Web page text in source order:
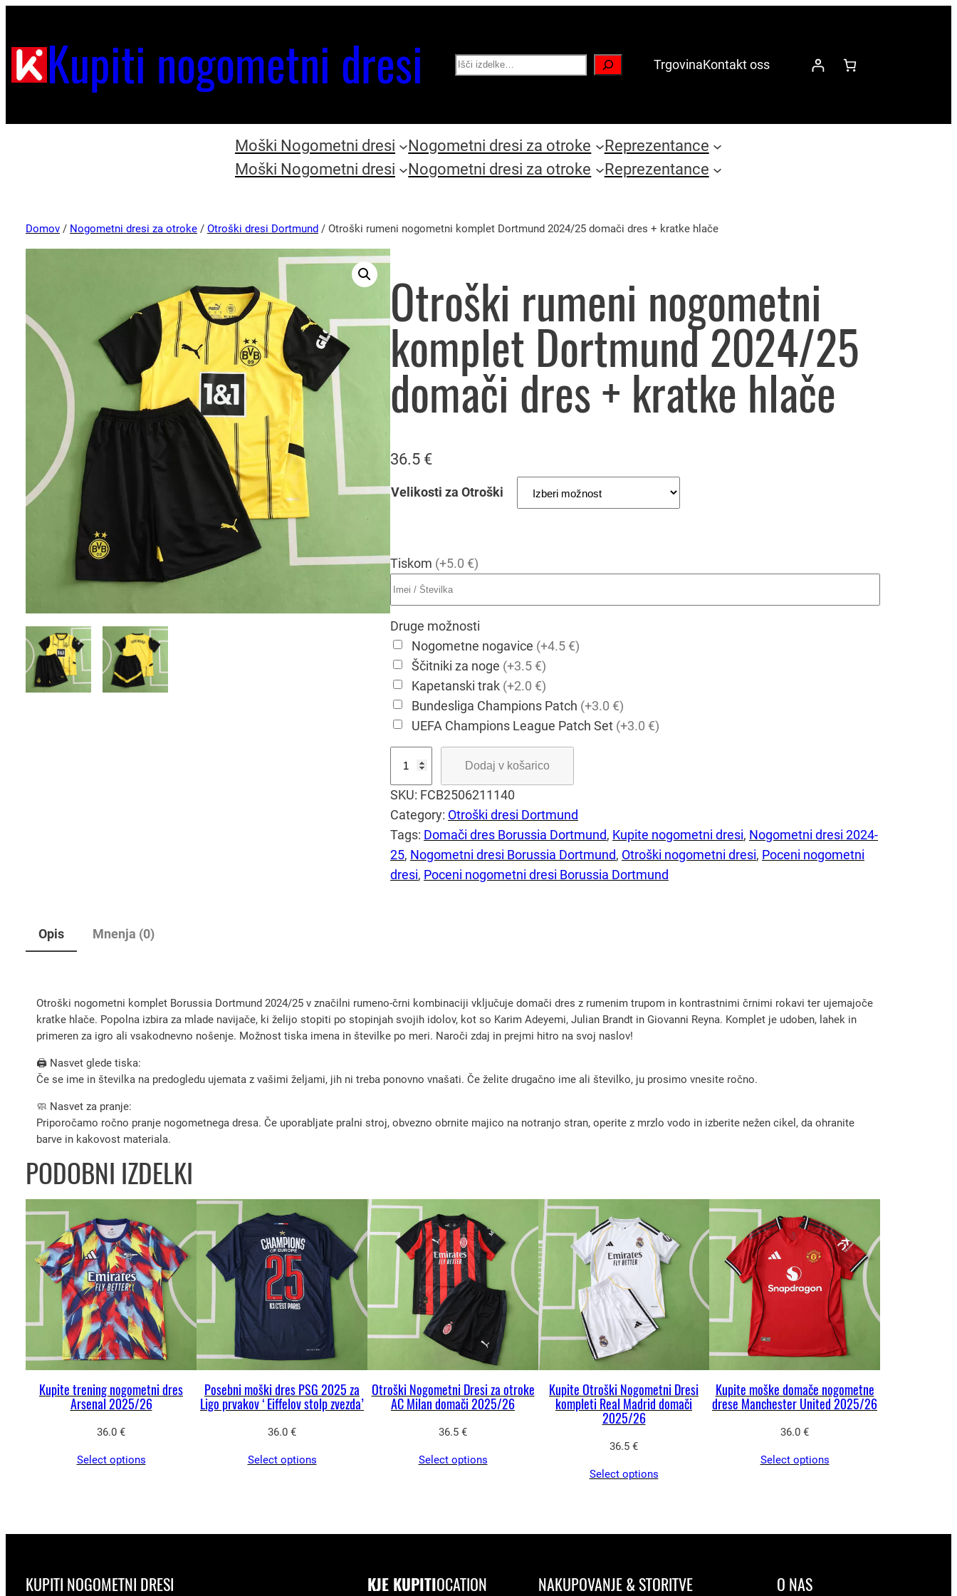
Kupiti nogometni dresi Search TrgovinaKontakt oss
Moški Nogometni dresi Nogometni dresi za otroke
Reprezentance
Moški Nogometni dresi
Nogometni dresi za otroke Reprezentance
Domov / Nogometni dresi za otroke / Otroški dresi Dortmund / Otroški rumeni nogometni komplet Dortmund 2024/25 domači dres + kratke hlače
Otroški rumeni nogometni
komplet Dortmund 2024/25
domači dres + kratke hlače
36.5 €
Velikosti za Otroški
Tiskom (+5.0 €)
Druge možnosti
Nogometne nogavice (+4.5 €)
Ščitniki za noge (+3.5 €)
Kapetanski trak (+2.0 €)
Bundesliga Champions Patch (+3.0 €)
UEFA Champions League Patch Set (+3.0 €)
r
o
š
k
i
n
o
o
m
p
e
D
r
t
m
2
Dodaj v košarico
SKU: FCB2506211140
Category: Otroški dresi Dortmund
Tags: Domači dres Borussia Dortmund, Kupite nogometni dresi, Nogometni dresi 2024-
25, Nogometni dresi Borussia Dortmund, Otroški nogometni dresi, Poceni nogometni
dresi, Poceni nogometni dresi Borussia Dortmund
Opis Mnenja (0)
Otroški nogometni komplet Borussia Dortmund 2024/25 v značilni rumeno-črni kombinaciji vključuje domači dres z rumenim trupom in kontrastnimi črnimi rokavi ter ujemajoče
kratke hlače. Popolna izbira za mlade navijače, ki želijo stopiti po stopinjah svojih idolov, kot so Karim Adeyemi, Julian Brandt in Giovanni Reyna. Komplet je udoben, lahek in
primeren za igro ali vsakodnevno nošenje. Možnost tiska imena in številke po meri. Naroči zdaj in prejmi hitro na svoj naslov!
🖨️ Nasvet glede tiska:
Če se ime in številka na predogledu ujemata z vašimi željami, jih ni treba ponovno vnašati. Če želite drugačno ime ali številko, ju prosimo vnesite ročno.
🧼 Nasvet za pranje:
Priporočamo ročno pranje nogometnega dresa. Če uporabljate pralni stroj, obvezno obrnite majico na notranjo stran, operite z mrzlo vodo in izberite nežen cikel, da ohranite
barve in kakovost materiala.
PODOBNI IZDELKI
Kupite trening nogometni dres
Arsenal 2025/26
36.0 €
Select options
Posebni moški dres PSG 2025 za
Ligo prvakov ‘Eiffelov stolp zvezda’
36.0 €
Select options
Otroški Nogometni Dresi za otroke
AC Milan domači 2025/26
36.5 €
Select options
Kupite Otroški Nogometni Dresi
kompleti Real Madrid domači
2025/26
36.5 €
Select options
Kupite moške domače nogometne
drese Manchester United 2025/26
36.0 €
Select options
KUPITI NOGOMETNI DRESI KJE KUPITIOCATION NAKUPOVANJE & STORITVE O NAS